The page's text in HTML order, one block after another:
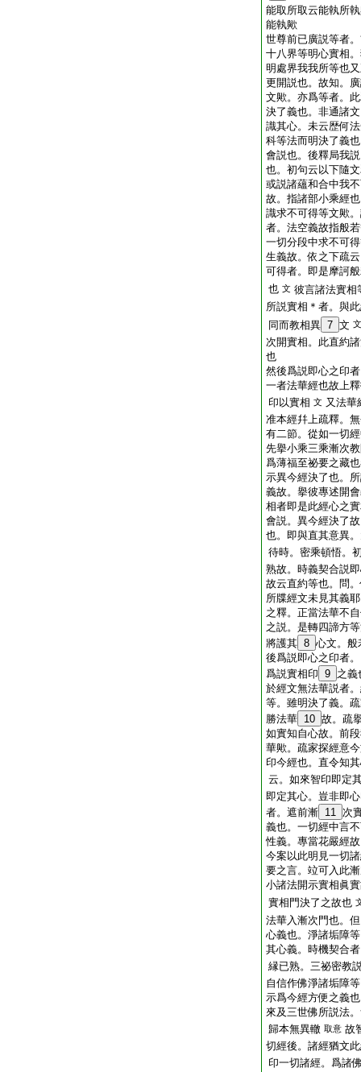
能取所取云能執所
能執歟
世尊前已廣説等者
十八界等明心實相
明處界我我所等也
更開説也。故知。
文歟。亦爲等者。
決了義也。非通諸
識其心。未云歴何
科等法而明決了義
會説也。後釋局我
也。初句云以下隨
或説諸蘊和合中我
故。指諸部小乘經
識求不可得等文歟
者。法空義故指般
一切分段中求不可
生義故。依之下疏
可得者。即是摩訶
也 文 彼言諸法實相
所説實相＊者。與
同而教相異 7 文 文
次開實相。此直約
也
然後爲説即心之印
一者法華經也故上
印以實相 文 又法華
准本經幷上疏釋。
有二節。從如一切
先擧小乘三乘漸次
爲薄福至祕要之藏
示異今經決了也。
義故。擧彼專述開
相者即是此經心之
會説。異今經決了
也。即與直其意異
待時。密乘頓悟。
熟故。時義契合説
故云直約等也。問
所牒經文未見其義
之釋。正當法華不
之説。是轉四諦方
將護其 8 心文。般
後爲説即心之印者
爲説實相印 9 之義
於經文無法華説者
等。雖明決了義。
勝法華 10 故。疏
如實知自心故。前
華歟。疏家探經意
印今經也。直令知
云。如來智印即定
即定其心。豈非即
者。遮前漸 11 次
義也。一切經中言
性義。專當花嚴經
今案以此明見一切
要之言。竝可入此
小諸法開示實相眞
實相門決了之故也
法華入漸次門也。
心義也。淨諸垢障
其心義。時機契合
縁已熟。三祕密教
自信作佛淨諸垢障
示爲今經方便之義
來及三世佛所説法
歸本無異轍 取意 故
切經後。諸經猶文
印一切諸經。爲諸